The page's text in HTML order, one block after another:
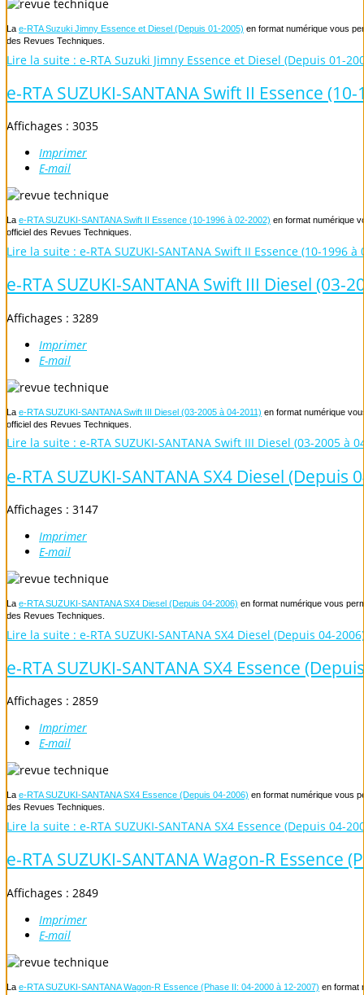
La e-RTA Suzuki Jimny Essence et Diesel (Depuis 01-2005) en format numérique vous
des Revues Techniques.
Lire la suite : e-RTA Suzuki Jimny Essence et Diesel (Depuis 01-
e-RTA SUZUKI-SANTANA Swift II Essence
Affichages : 3035
Imprimer
E-mail
La e-RTA SUZUKI-SANTANA Swift II Essence (10-1996 à 02-2002) en format numérique
officiel des Revues Techniques.
Lire la suite : e-RTA SUZUKI-SANTANA Swift II Essence (10-1996 à
e-RTA SUZUKI-SANTANA Swift III Diesel (03-
Affichages : 3289
Imprimer
E-mail
La e-RTA SUZUKI-SANTANA Swift III Diesel (03-2005 à 04-2011) en format numérique
officiel des Revues Techniques.
Lire la suite : e-RTA SUZUKI-SANTANA Swift III Diesel (03-2005 à
e-RTA SUZUKI-SANTANA SX4 Diesel (Depuis
Affichages : 3147
Imprimer
E-mail
La e-RTA SUZUKI-SANTANA SX4 Diesel (Depuis 04-2006) en format numérique vous
des Revues Techniques.
Lire la suite : e-RTA SUZUKI-SANTANA SX4 Diesel (Depuis 04-2006)
e-RTA SUZUKI-SANTANA SX4 Essence
Affichages : 2859
Imprimer
E-mail
La e-RTA SUZUKI-SANTANA SX4 Essence (Depuis 04-2006) en format numérique vous
des Revues Techniques.
Lire la suite : e-RTA SUZUKI-SANTANA SX4 Essence (Depuis 04-
e-RTA SUZUKI-SANTANA Wagon-R Essence
Affichages : 2849
Imprimer
E-mail
La e-RTA SUZUKI-SANTANA Wagon-R Essence (Phase II: 04-2000 à 12-2007) en format